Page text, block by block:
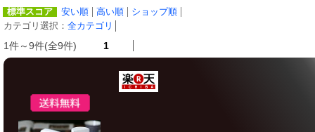
標準スコア 安い順 高い順
ショップ順
カテゴリ選択： 全カテゴリ
1件～9件(全9件) 1